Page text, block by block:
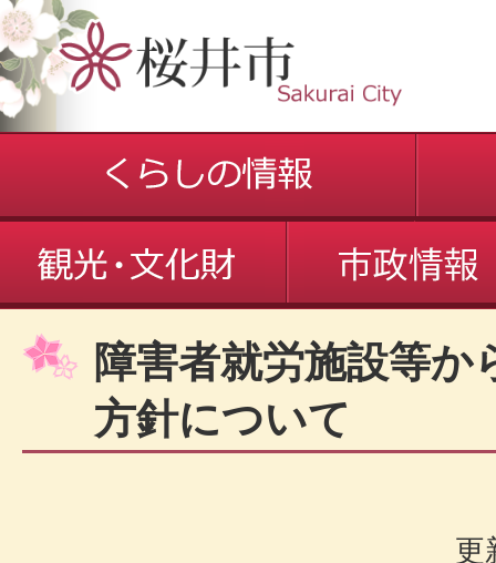
障害者就労施設等か
方針について
更